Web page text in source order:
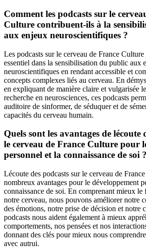
Comment les podcasts sur le
Culture contribuent-ils à la
aux enjeux neuroscientifiques ?
Les podcasts sur le cerveau de France
essentiel dans la sensibilisation du public aux
neuroscientifiques en rendant accessible et
concepts complexes liés au cerveau. En
en expliquant de manière claire et vulgarisée
recherche en neurosciences, ces podcasts
auditoire de sinformer, de séduquer et de
capacités du cerveau humain.
Quels sont les avantages de lécoute
le cerveau de France Culture pour
personnel et la connaissance de soi ?
Lécoute des podcasts sur le cerveau de
nombreux avantages pour le développement
connaissance de soi. En comprenant mieux le
notre cerveau, nous pouvons améliorer notre
des émotions, notre prise de décision et notre
podcasts nous aident également à mieux
comportements, nos pensées et nos
donnant des clés pour mieux nous
avec autrui.